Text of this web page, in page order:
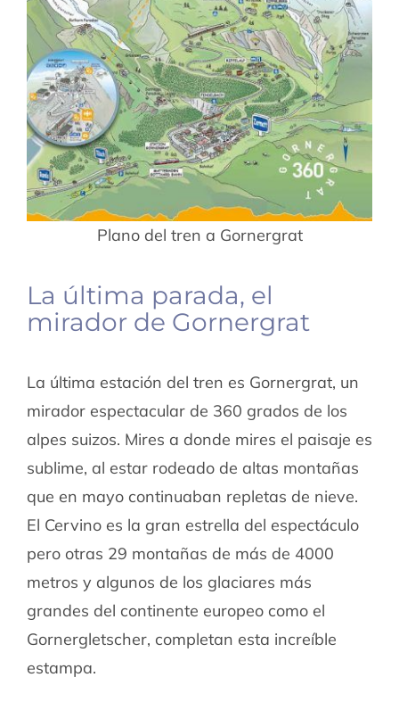
Plano del tren a Gornergrat
La última parada, el
mirador de Gornergrat
La última estación del tren es Gornergrat, un
mirador espectacular de 360 grados de los
alpes suizos. Mires a donde mires el paisaje es
sublime, al estar rodeado de altas montañas
que en mayo continuaban repletas de nieve.
El Cervino es la gran estrella del espectáculo
pero otras 29 montañas de más de 4000
metros y algunos de los glaciares más
grandes del continente europeo como el
Gornergletscher, completan esta increíble
estampa.